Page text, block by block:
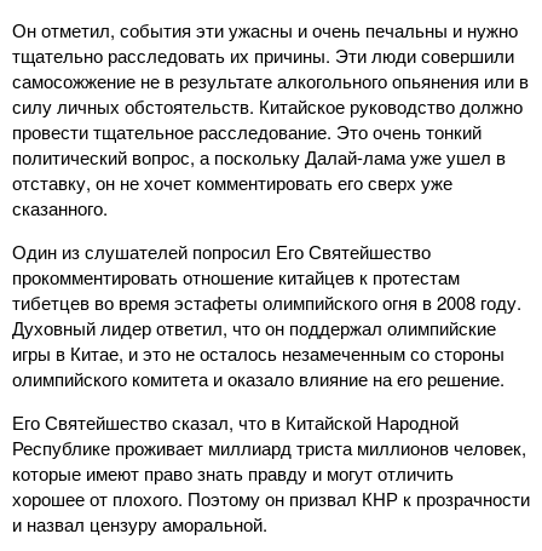
Он отметил, события эти ужасны и очень печальны и нужно
тщательно расследовать их причины. Эти люди совершили
самосожжение не в результате алкогольного опьянения или в
силу личных обстоятельств. Китайское руководство должно
провести тщательное расследование. Это очень тонкий
политический вопрос, а поскольку Далай-лама уже ушел в
отставку, он не хочет комментировать его сверх уже
сказанного.
Один из слушателей попросил Его Святейшество
прокомментировать отношение китайцев к протестам
тибетцев во время эстафеты олимпийского огня в 2008 году.
Духовный лидер ответил, что он поддержал олимпийские
игры в Китае, и это не осталось незамеченным со стороны
олимпийского комитета и оказало влияние на его решение.
Его Святейшество сказал, что в Китайской Народной
Республике проживает миллиард триста миллионов человек,
которые имеют право знать правду и могут отличить
хорошее от плохого. Поэтому он призвал КНР к прозрачности
и назвал цензуру аморальной.